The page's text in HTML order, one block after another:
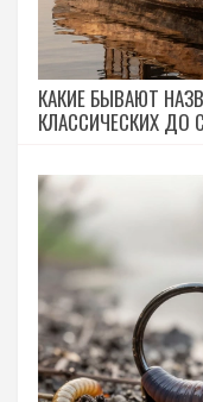
КАКИЕ БЫВАЮТ
КЛАССИЧЕСКИХ ДО